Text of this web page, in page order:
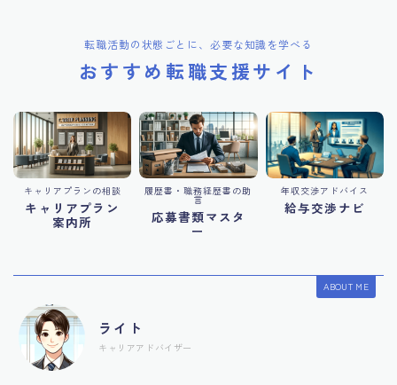
転職活動の状態ごとに、必要な知識を学べる
おすすめ転職支援サイト
キャリアプランの相談
キャリアプラン
案内所
履歴書・職務経歴書の助
言
応募書類マスタ
ー
年収交渉アドバイス
給与交渉ナビ
ABOUT ME
ライト
キャリアアドバイザー